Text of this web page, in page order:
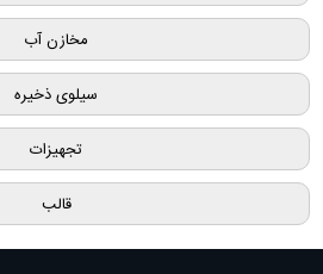
مخازن آب
سیلوی ذخیره
تجهیزات
قالب